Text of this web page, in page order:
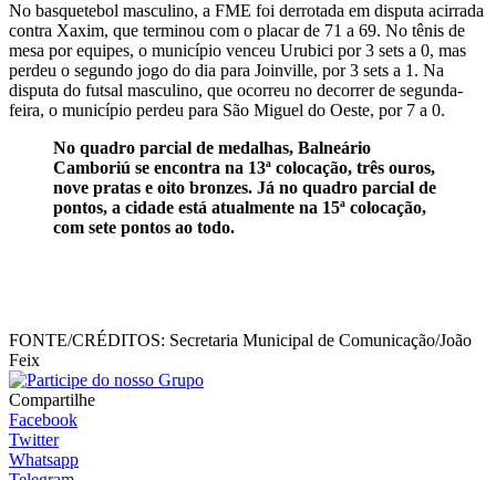
No basquetebol masculino, a FME foi derrotada em disputa acirrada
contra Xaxim, que terminou com o placar de 71 a 69. No tênis de
mesa por equipes, o município venceu Urubici por 3 sets a 0, mas
perdeu o segundo jogo do dia para Joinville, por 3 sets a 1. Na
disputa do futsal masculino, que ocorreu no decorrer de segunda-
feira, o município perdeu para São Miguel do Oeste, por 7 a 0.
No quadro parcial de medalhas, Balneário
Camboriú se encontra na 13ª colocação, três ouros,
nove pratas e oito bronzes. Já no quadro parcial de
pontos, a cidade está atualmente na 15ª colocação,
com sete pontos ao todo.
FONTE/CRÉDITOS: Secretaria Municipal de Comunicação/João
Feix
Compartilhe
Facebook
Twitter
Whatsapp